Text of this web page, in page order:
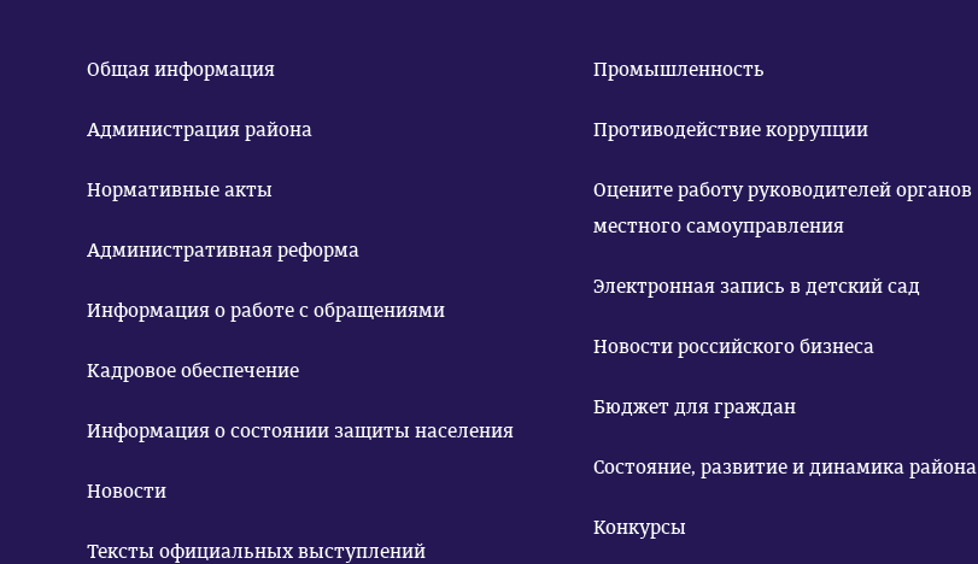
Общая информация
Администрация района
Нормативные акты
Административная реформа
Информация о работе с обращениями
Кадровое обеспечение
Информация о состоянии защиты населения
Новости
Тексты официальных выступлений
Промышленность
Противодействие коррупции
Оцените работу руководителей органов
местного самоуправления
Электронная запись в детский сад
Новости российского бизнеса
Бюджет для граждан
Состояние, развитие и динамика района
Конкурсы